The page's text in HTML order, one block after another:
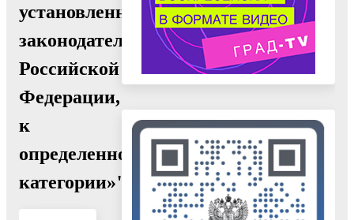
установленных
законодательством
Российской
Федерации,
к
определенной
категории»"